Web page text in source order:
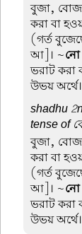
বুজা,
করা বা
(গর্ত
আ]। ~নো
ভরাট করা
উভয় অর্থে।
shadhu
tense of
বুজা,
করা বা
(গর্ত
আ]। ~নো
ভরাট করা
উভয় অর্থে।